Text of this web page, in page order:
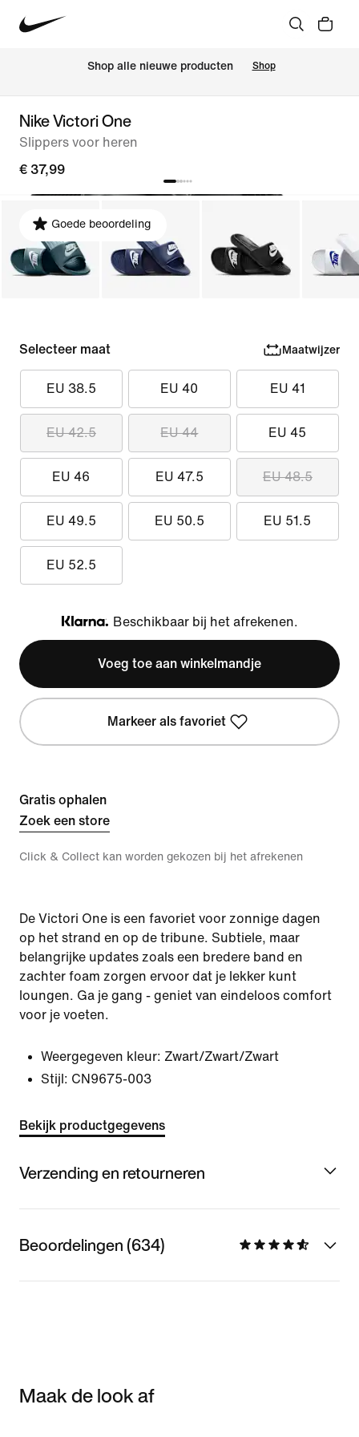
Shop alle nieuwe producten Shop
Nike Victori One
Slippers voor heren
€ 37,99
Goede beoordeling
Selecteer maat Maatwijzer
EU 38.5 EU 40 EU 41
EU 42.5 EU 44 EU 45
EU 46 EU 47.5 EU 48.5
EU 49.5 EU 50.5 EU 51.5
EU 52.5
Klarna
Beschikbaar bij het afrekenen.
Voeg toe aan winkelmandje
Markeer als favoriet
Gratis ophalen
Zoek een store
Click & Collect kan worden gekozen bij het afrekenen
De Victori One is een favoriet voor zonnige dagen
op het strand en op de tribune. Subtiele, maar
belangrijke updates zoals een bredere band en
zachter foam zorgen ervoor dat je lekker kunt
loungen. Ga je gang - geniet van eindeloos comfort
voor je voeten.
Weergegeven kleur: Zwart/Zwart/Zwart
Stijl: CN9675-003
Bekijk productgegevens
Verzending en retourneren
Beoordelingen (634)
Maak de look af